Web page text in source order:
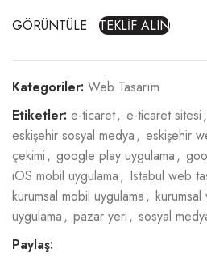
GÖRÜNTÜLE
TEKLİF ALIN
Kategoriler: Web Tasarım
Etiketler: e-ticaret, e-ticaret sitesi,
eskişehir sosyal medya, eskişehir
çekimi, google play uygulama,
iOS mobil uygulama, Istabul web
kurumsal mobil uygulama,
uygulama, pazar yeri, sosyal
Paylaş: